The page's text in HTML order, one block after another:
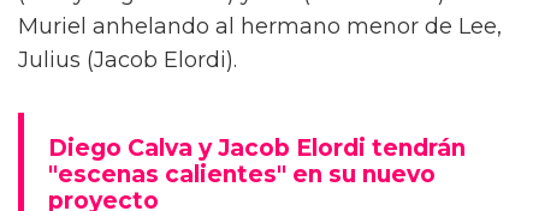
Muriel anhelando al hermano menor de Lee,
Julius (Jacob Elordi).
Diego Calva y Jacob Elordi tendrán
"escenas calientes" en su nuevo
proyecto